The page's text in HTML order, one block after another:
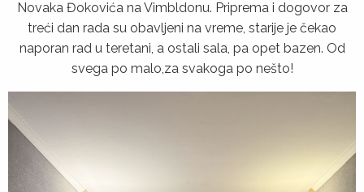
Novaka Đokovića na Vimbldonu. Priprema i dogovor za
treći dan rada su obavljeni na vreme, starije je čekao
naporan rad u teretani, a ostali sala, pa opet bazen. Od
svega po malo,za svakoga po nešto!